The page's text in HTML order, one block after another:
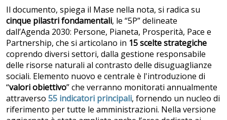
Il documento, spiega il Mase nella nota, si radica su
cinque pilastri fondamentali, le “5P” delineate
dall’Agenda 2030: Persone, Pianeta, Prosperità, Pace e
Partnership, che si articolano in 15 sceltestrategiche
coprendo diversi settori, dalla gestione responsabile
delle risorse naturali al contrasto delle disuguaglianze
sociali. Elemento nuovo e centrale è l'introduzione di
“valori obiettivo” che verranno monitorati annualmente
attraverso 55 indicatori principali, fornendo un nucleo di
riferimento per tutte le amministrazioni. Nella versione